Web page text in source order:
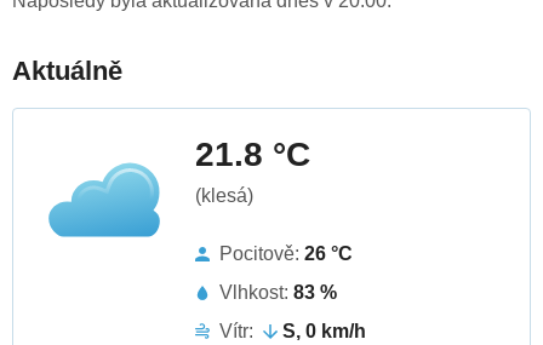
Aktuálně
21.8 °C
(klesá)
Pocitově: 26 °C
Vlhkost: 83 %
Vítr:
S, 0 km/h